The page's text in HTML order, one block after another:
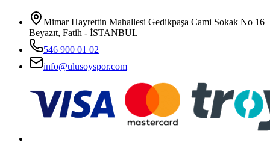
Mimar Hayrettin Mahallesi Gedikpaşa Cami Sokak No 16
Beyazıt, Fatih - İSTANBUL
546 900 01 02
info@ulusoyspor.com